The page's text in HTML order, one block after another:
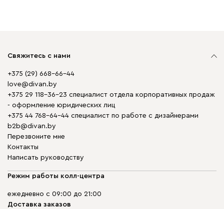
Свяжитесь с нами
+375 (29) 668-66-44
love@divan.by
+375 29 118-36-23 специалист отдела корпоративных продаж
- оформление юридических лиц
+375 44 768-64-44 специалист по работе с дизайнерами
b2b@divan.by
Перезвоните мне
Контакты
Написать руководству
Режим работы колл-центра
ежедневно с 09:00 до 21:00
Доставка заказов